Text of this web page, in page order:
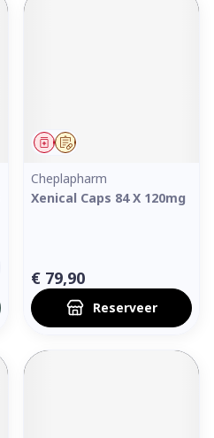
Op voorschrift
Geneesmiddel
Cheplapharm
Xenical Caps 84 X 120mg
€ 79,90
Reserveer